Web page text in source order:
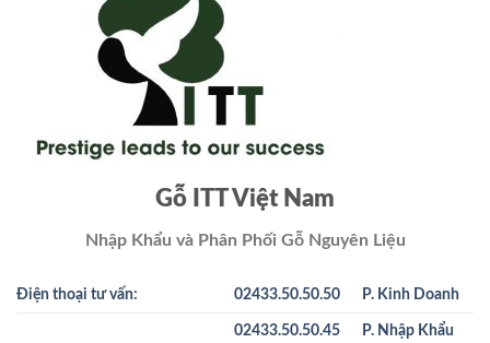
25.000 ₫.
Gỗ ITT Việt Nam
Nhập Khẩu và Phân Phối Gỗ Nguyên Liệu
Điện thoại tư vấn: 02433.50.50.50 P. Kinh Doanh
02433.50.50.45 P. Nhập Khẩu